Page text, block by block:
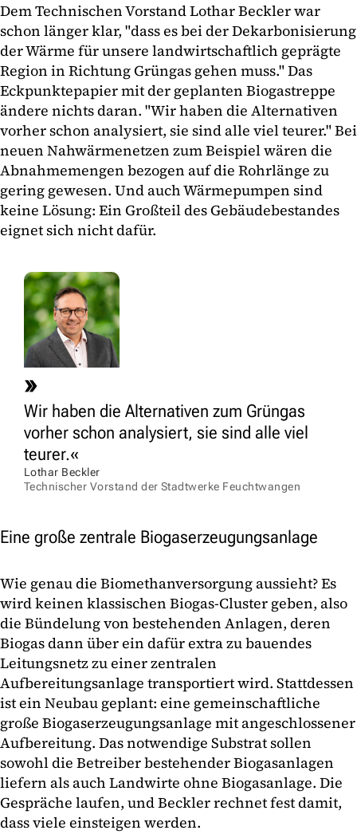
Dem Technischen Vorstand Lothar Beckler war
schon länger klar, "dass es bei der Dekarbonisierung
der Wärme für unsere landwirtschaftlich geprägte
Region in Richtung Grüngas gehen muss." Das
Eckpunktepapier mit der geplanten Biogastreppe
ändere nichts daran. "Wir haben die Alternativen
vorher schon analysiert, sie sind alle viel teurer." Bei
neuen Nahwärmenetzen zum Beispiel wären die
Abnahmemengen bezogen auf die Rohrlänge zu
gering gewesen. Und auch Wärmepumpen sind
keine Lösung: Ein Großteil des Gebäudebestandes
eignet sich nicht dafür.
Wir haben die Alternativen zum Grüngas
vorher schon analysiert, sie sind alle viel
teurer.
Lothar Beckler
Technischer Vorstand der Stadtwerke Feuchtwangen
Eine große zentrale Biogaserzeugungsanlage
Wie genau die Biomethanversorgung aussieht? Es
wird keinen klassischen Biogas-Cluster geben, also
die Bündelung von bestehenden Anlagen, deren
Biogas dann über ein dafür extra zu bauendes
Leitungsnetz zu einer zentralen
Aufbereitungsanlage transportiert wird. Stattdessen
ist ein Neubau geplant: eine gemeinschaftliche
große Biogaserzeugungsanlage mit angeschlossener
Aufbereitung. Das notwendige Substrat sollen
sowohl die Betreiber bestehender Biogasanlagen
liefern als auch Landwirte ohne Biogasanlage. Die
Gespräche laufen, und Beckler rechnet fest damit,
dass viele einsteigen werden.